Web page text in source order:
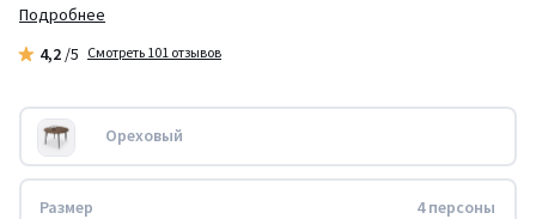
Подробнее
4,2 /5 Смотреть 101 отзывов
Ореховый
Размер 4 персоны